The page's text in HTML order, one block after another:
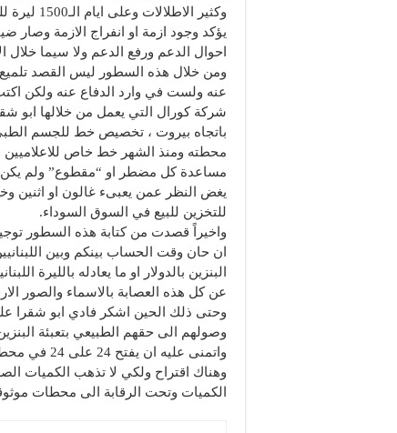
يؤكد وجود ازمة او انفراج الازمة
احوال الدعم ورفع الدعم ولا سيما خلال
ومن خلال هذه السطور ليس القصد تلميع
عنه ولست في وارد الدفاع عنه ولكن
شركة كورال التي يعمل من خلالها ابو
باتجاه بيروت ، تخصيص خط للجسم
محطته ومنذ الشهر خط خاص للاعلاميين
مساعدة كل مضطر او “مقطوع” ولم يكن
يغض النظر عمن يعبىء غالون او اثنين
للتخزين للبيع في السوق السوداء.
واخيراً قصدت من كتابة هذه السطور
ان حان وقت الحساب بينكم وبين
البنزين بالدولار او ما يعادله
عن كل هذه العصابة بالاسماء والصور
وحتى ذلك الحين اشكر فادي ابو شقرا
وصولهم الى حقهم الطبيعي بتعبئة
واتمنى عليه ان يفتح 24 على 24 في محطة الجية للتخفيف عن الناس من الان وحتى رفع الدعم .
وهناك اقتراح ولكي لا تذهب الكميات
الكميات وتحت الرقابة الى محطات